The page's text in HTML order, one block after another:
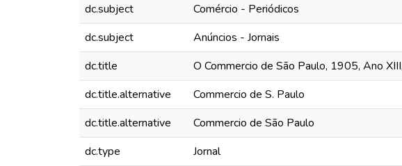
dc.subject
Comércio - Periódicos
dc.subject
Anúncios - Jornais
dc.title
O Commercio de São Paulo, 1905, Ano
dc.title.alternative
Commercio de S. Paulo
dc.title.alternative
Commercio de São Paulo
dc.type
Jornal